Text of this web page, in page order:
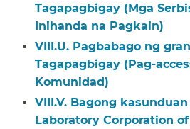
Tagapagbigay (Mga
Inihanda na Pagkain)​​
VIII.U. Pagbabago ng
Tagapagbigay (Pag-
Komunidad)​​
VIII.V. Bagong
Laboratory Corporation